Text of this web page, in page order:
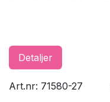
Detaljer
Art.nr: 71580-27